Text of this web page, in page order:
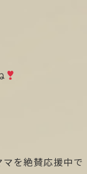
を絶賛応援中で